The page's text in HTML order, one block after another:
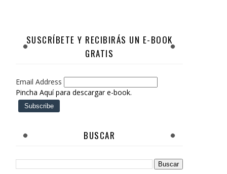
SUSCRÍBETE Y RECIBIRÁS UN E-BOOK
GRATIS
Email Address
Pincha Aquí para descargar e-book.
BUSCAR